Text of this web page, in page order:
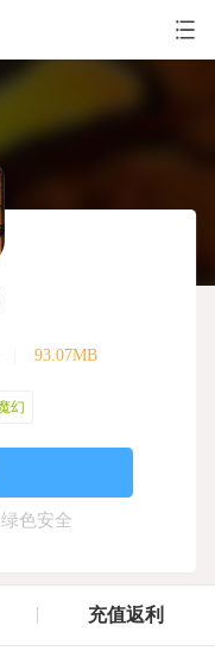
93.07MB
幻
色安全
充值返利